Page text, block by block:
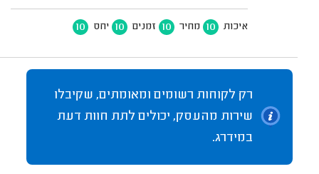
איכות 10 מחיר 10 זמנים 10 יחס 10
רק לקוחות רשומים ומאומתים, שקיבלו
שירות מהעסק, יכולים לתת חוות דעת
במידרג.